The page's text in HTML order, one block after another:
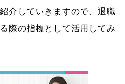
介していきますので、退職
際の指標として活用してみ